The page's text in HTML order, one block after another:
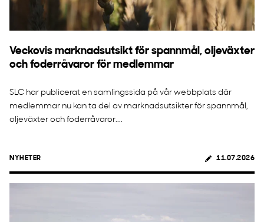
Veckovis marknadsutsikt för spannmål, oljeväxter
och foderråvaror för medlemmar
SLC har publicerat en samlingssida på vår webbplats där
medlemmar nu kan ta del av marknadsutsikter för spannmål,
oljeväxter och foderråvaror....
NYHETER 11.07.2026